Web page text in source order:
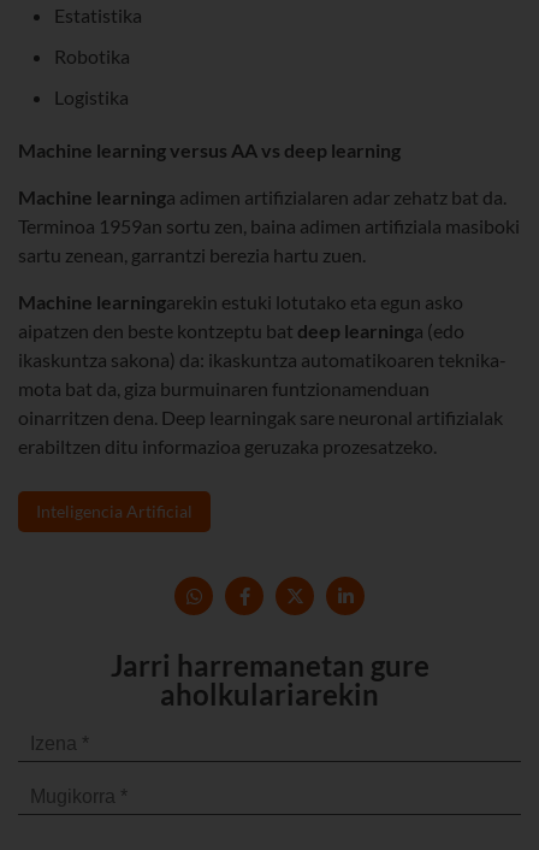
Estatistika
Robotika
Logistika
Machine learning versus AA vs deep learning
Machine learninga adimen artifizialaren adar zehatz bat da.
Terminoa 1959an sortu zen, baina adimen artifiziala masiboki
sartu zenean, garrantzi berezia hartu zuen.
Machine learningarekin estuki lotutako eta egun asko
aipatzen den beste kontzeptu bat deep learninga (edo
ikaskuntza sakona) da: ikaskuntza automatikoaren teknika-
mota bat da, giza burmuinaren funtzionamenduan
oinarritzen dena. Deep learningak sare neuronal artifizialak
erabiltzen ditu informazioa geruzaka prozesatzeko.
Inteligencia Artificial
Jarri harremanetan gure
aholkulariarekin